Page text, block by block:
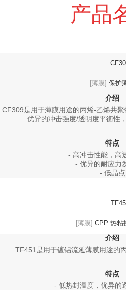
产品
[薄膜] 保护
介绍
CF309是用于薄膜用途的丙烯-乙烯共
优异的冲击强度/透明度平衡性
特点
- 高冲击性能，高
- 优异的耐应力
- 低晶点
[薄膜] CPP 热粘
介绍
TF451是用于镀铝流延薄膜用途的
特点
- 低热封温度，优异的